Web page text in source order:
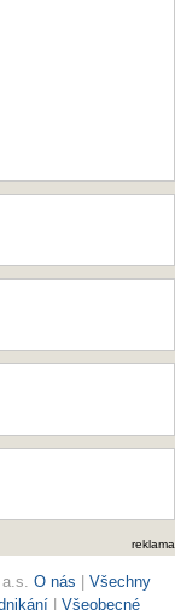
reklama
O nás
Všechny
| Všeobecné